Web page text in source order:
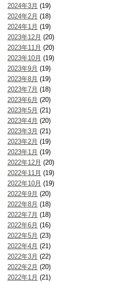
2024年3月 (19)
2024年2月 (18)
2024年1月 (19)
2023年12月 (20)
2023年11月 (20)
2023年10月 (19)
2023年9月 (19)
2023年8月 (19)
2023年7月 (18)
2023年6月 (20)
2023年5月 (21)
2023年4月 (20)
2023年3月 (21)
2023年2月 (19)
2023年1月 (19)
2022年12月 (20)
2022年11月 (19)
2022年10月 (19)
2022年9月 (20)
2022年8月 (18)
2022年7月 (18)
2022年6月 (16)
2022年5月 (23)
2022年4月 (21)
2022年3月 (22)
2022年2月 (20)
2022年1月 (21)